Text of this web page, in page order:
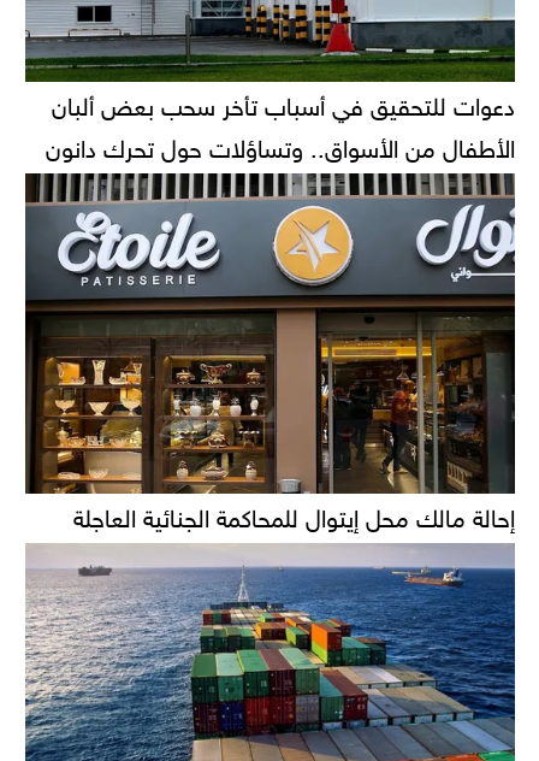
دعوات للتحقيق في أسباب تأخر سحب بعض ألبان
الأطفال من الأسواق.. وتساؤلات حول تحرك دانون
إحالة مالك محل إيتوال للمحاكمة الجنائية العاجلة